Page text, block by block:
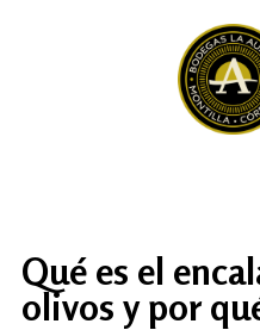
Qué es el
olivos y por